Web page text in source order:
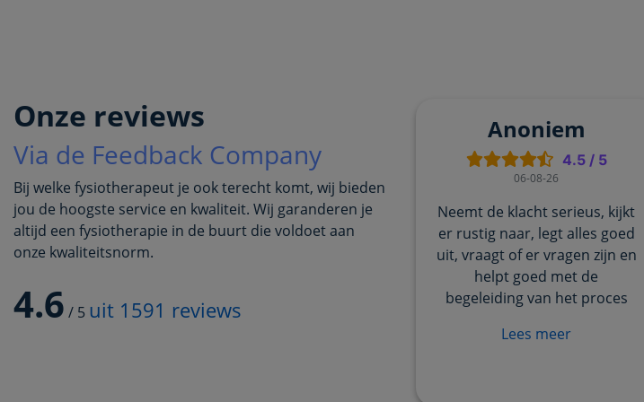
Onze reviews
Via de Feedback Company
Bij welke fysiotherapeut je ook terecht komt, wij bieden
jou de hoogste service en kwaliteit. Wij garanderen je
altijd een fysiotherapie in de buurt die voldoet aan
onze kwaliteitsnorm.
4.6 / 5 uit 1591 reviews
Anoniem
4.5 / 5
06-08-26
Neemt de klacht serieus, kijkt
er rustig naar, legt alles goed
uit, vraagt of er vragen zijn en
helpt goed met de
begeleiding van het proces
Lees meer